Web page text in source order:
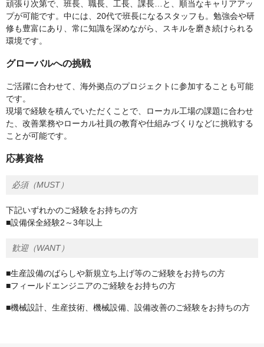
頑張り次第で、班長、職長、工長、課長…と、順当なキャリアアッ
プが可能です。中には、20代で班長になるスタッフも。勉強会や研
修も豊富にあり、常に知識を深めながら、スキルを磨き続けられる
環境です。
グローバルへの挑戦
ご活躍に合わせて、海外拠点のプロジェクトに参加することも可能
です。
現場で経験を積んでいただくことで、ローカル工場の課題に合わせ
た、改善業務やローカル社員の教育や仕組みづくりなどに挑戦する
ことが可能です。
応募資格
必須（MUST）
下記いずれかのご経験をお持ちの方
■設備保全経験2～3年以上
歓迎（WANT）
■生産設備のばらしや新規立ち上げ等のご経験をお持ちの方
■フィールドエンジニアのご経験をお持ちの方
■機械設計、生産技術、機械設備、設備改善のご経験をお持ちの方